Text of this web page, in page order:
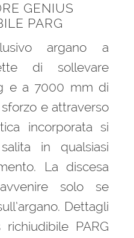
GENIUS
PARG
argano a
di sollevare
e a 7000 mm di
e attraverso
incorporata si
in qualsiasi
La discesa
solo se
Dettagli
richiudibile PARG